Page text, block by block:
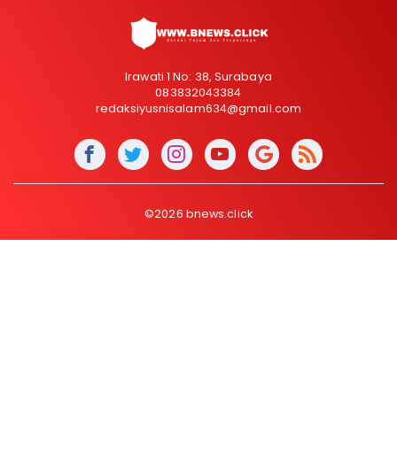
Irawati 1 No: 38, Surabaya
083832043384
redaksiyusnisalam634@gmail.com
©2026 bnews.click